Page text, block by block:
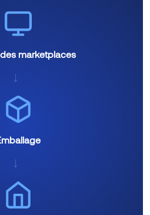
marketplaces
→
→